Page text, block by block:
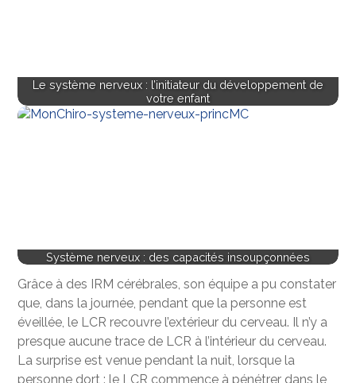
Le système nerveux : l’initiateur du développement de
votre enfant
Système nerveux : des capacités insoupçonnées
Grâce à des IRM cérébrales, son équipe a pu constater
que, dans la journée, pendant que la personne est
éveillée, le LCR recouvre l’extérieur du cerveau. Il n’y a
presque aucune trace de LCR à l’intérieur du cerveau.
La surprise est venue pendant la nuit, lorsque la
personne dort : le LCR commence à pénétrer dans le